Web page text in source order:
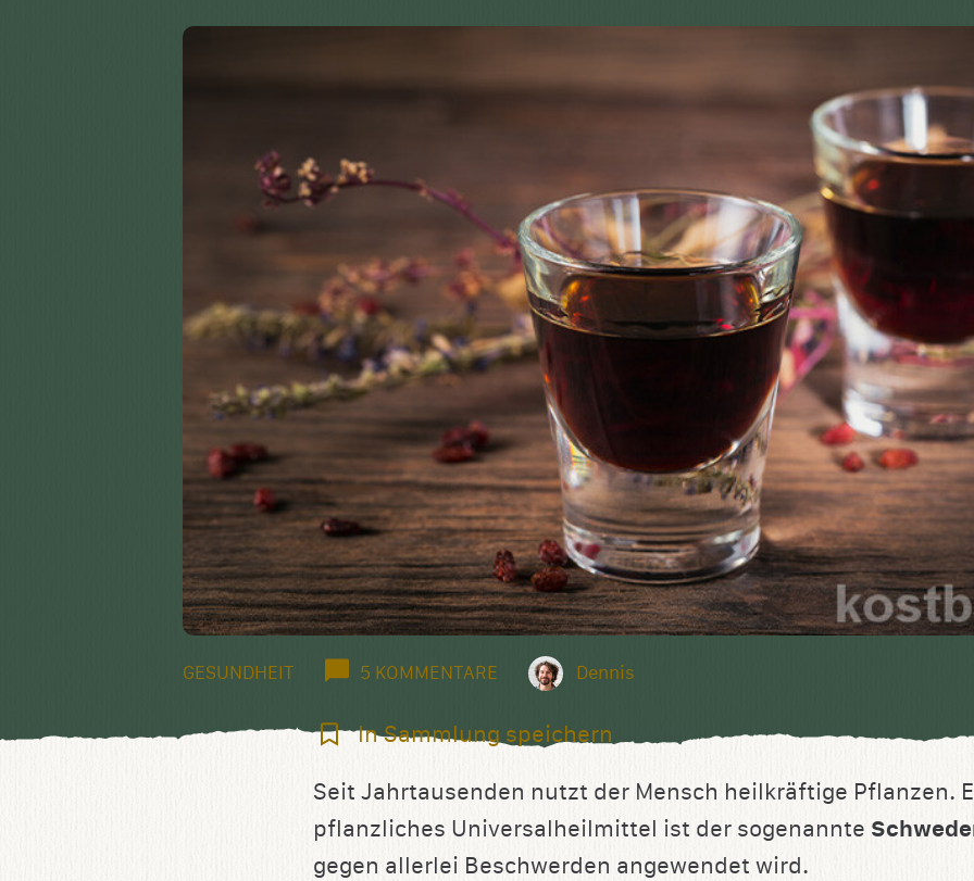
GESUNDHEIT 5 KOMMENTARE Dennis
In
speichern
In Sammlung speichern
Seit Jahrtausenden nutzt der Mensch heilkräftige Pflanzen.
pflanzliches Universalheilmittel ist der sogenannte
gegen allerlei Beschwerden angewendet wird.